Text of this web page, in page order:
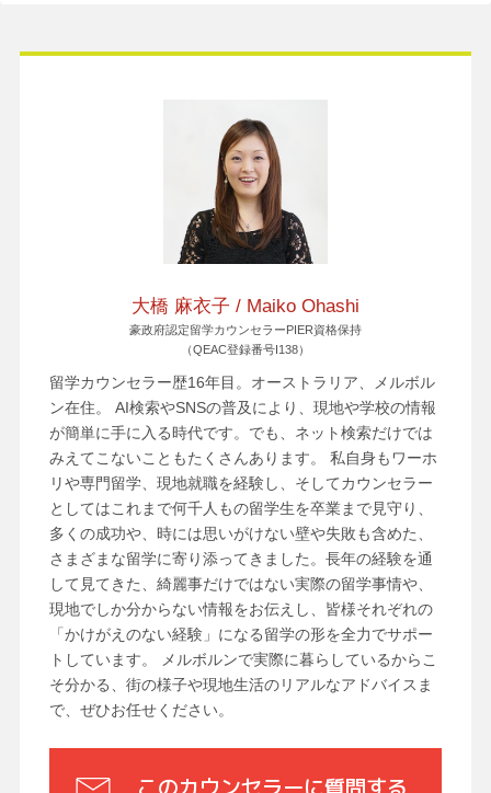
大橋 麻衣子 / Maiko Ohashi
豪政府認定留学カウンセラーPIER資格保持
（QEAC登録番号I138）
留学カウンセラー歴16年目。オーストラリア、メルボル
ン在住。 AI検索やSNSの普及により、現地や学校の情報
が簡単に手に入る時代です。でも、ネット検索だけでは
みえてこないこともたくさんあります。 私自身もワーホ
リや専門留学、現地就職を経験し、そしてカウンセラー
としてはこれまで何千人もの留学生を卒業まで見守り、
多くの成功や、時には思いがけない壁や失敗も含めた、
さまざまな留学に寄り添ってきました。長年の経験を通
して見てきた、綺麗事だけではない実際の留学事情や、
現地でしか分からない情報をお伝えし、皆様それぞれの
「かけがえのない経験」になる留学の形を全力でサポー
トしています。 メルボルンで実際に暮らしているからこ
そ分かる、街の様子や現地生活のリアルなアドバイスま
で、ぜひお任せください。